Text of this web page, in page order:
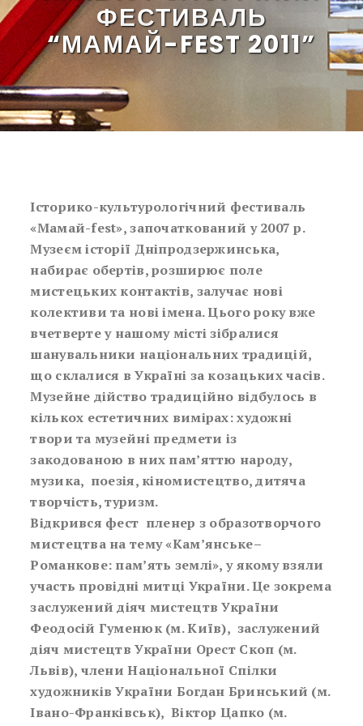
ФЕСТИВАЛЬ
“МАМАЙ-FEST 2011”
Історико-культурологічний фестиваль
«Мамай-fest», започаткований у 2007 р.
Музеєм історії Дніпродзержинська,
набирає обертів, розширює поле
мистецьких контактів, залучає нові
колективи та нові імена. Цього року вже
вчетверте у нашому місті зібралися
шанувальники національних традицій,
що склалися в Україні за козацьких часів.
Музейне дійство традиційно відбулось в
кількох естетичних вимірах: художні
твори та музейні предмети із
закодованою в них пам’яттю народу,
музика, поезія, кіномистецтво, дитяча
творчість, туризм.
Відкрився фест пленер з образотворчого
мистецтва на тему «Кам’янське–
Романкове: пам’ять землі», у якому взяли
участь провідні митці України. Це зокрема
заслужений діяч мистецтв України
Феодосій Гуменюк (м. Київ), заслужений
діяч мистецтв України Орест Скоп (м.
Львів), члени Національної Спілки
художників України Богдан Бринський (м.
Івано-Франківськ), Віктор Цапко (м.